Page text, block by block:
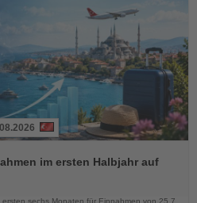
im ersten Halbjahr auf
sechs Monaten für Einnahmen von 25,7